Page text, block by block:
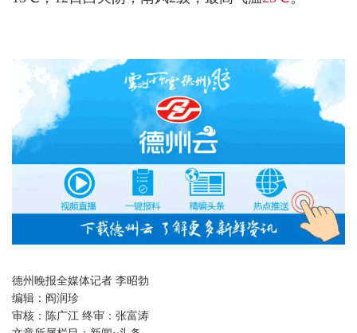
德州晚报全媒体记者 李昭勃
编辑： 阎润珍
审核： 陈广江 终审：张富涛